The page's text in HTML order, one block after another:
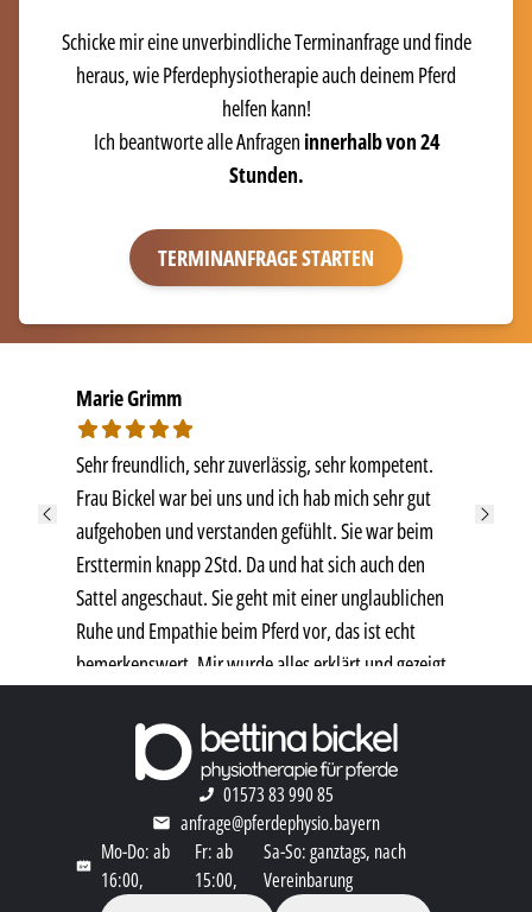
Schicke mir eine unverbindliche Terminanfrage und finde
heraus, wie Pferdephysiotherapie auch deinem Pferd
helfen kann!
Ich beantworte alle Anfragen innerhalb von 24
Stunden.
TERMINANFRAGE STARTEN
Marie Grimm
Sehr freundlich, sehr zuverlässig, sehr kompetent.
Frau Bickel war bei uns und ich hab mich sehr gut
aufgehoben und verstanden gefühlt. Sie war beim
Ersttermin knapp 2Std. Da und hat sich auch den
Sattel angeschaut. Sie geht mit einer unglaublichen
Ruhe und Empathie beim Pferd vor, das ist echt
bemerkenswert. Mir wurde alles erklärt und gezeigt
mit Meinem Pony machen kann. Frau Bickel hat ein
umfangreiches Fachwissen und man fühlt sich mit
den Problemen Ernst genommen.
01573 83 990 85
anfrage@pferdephysio.bayern
Mo-Do: ab
16:00,
Fr: ab
15:00,
Sa-So: ganztags, nach
Vereinbarung